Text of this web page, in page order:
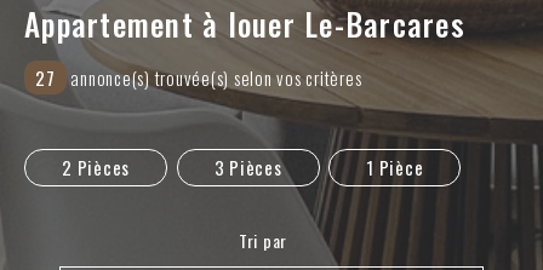
Appartement à louer Le-Barcares
27 annonce(s) trouvée(s) selon vos critères
2 Pièces 3 Pièces 1 Pièce
Tri par
Type
d'offre
Location
bien
Type de bien